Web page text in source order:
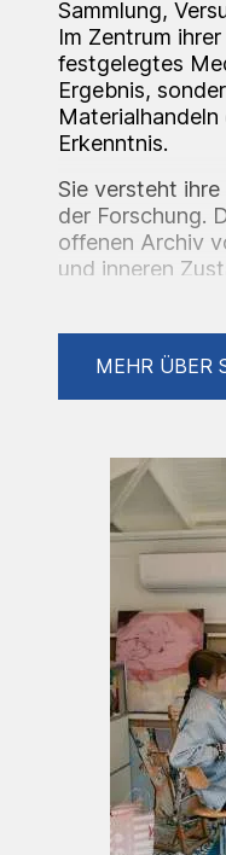
Sammlung,
Im Zentrum
festgelegtes
Ergebnis,
Erkenntnis.
Sie versteht
der Forschung.
offenen Archiv
und inneren
Ausstellungen
2025 6.SKM
Gallerie, Leipzig
2025 Euphoric
Osnabrück
2025
Osnabrück,
2023/2024
Fenster,
MEHR ÜBER